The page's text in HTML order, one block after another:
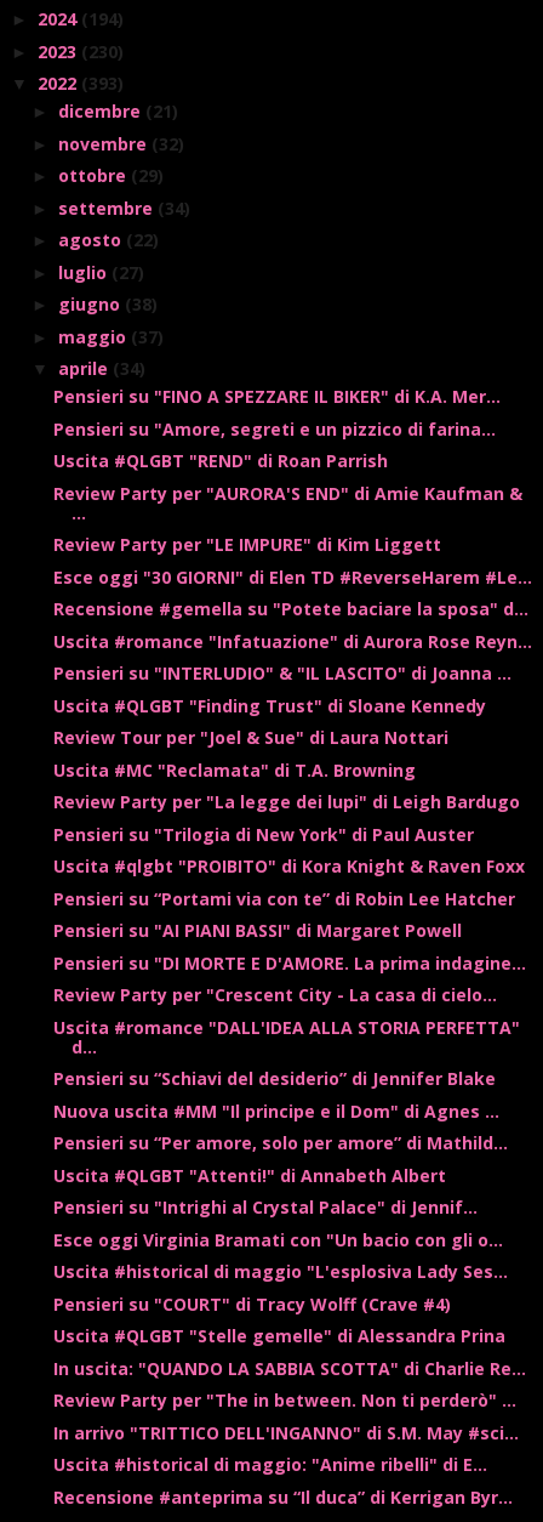
► 2024 (194)
► 2023 (230)
▼ 2022 (393)
► dicembre (21)
► novembre (32)
► ottobre (29)
► settembre (34)
► agosto (22)
► luglio (27)
► giugno (38)
► maggio (37)
▼ aprile (34)
Pensieri su "FINO A SPEZZARE IL BIKER" di K.A. Mer...
Pensieri su "Amore, segreti e un pizzico di farina...
Uscita #QLGBT "REND" di Roan Parrish
Review Party per "AURORA'S END" di Amie Kaufman &
...
Review Party per "LE IMPURE" di Kim Liggett
Esce oggi "30 GIORNI" di Elen TD #ReverseHarem #Le...
Recensione #gemella su "Potete baciare la sposa" d...
Uscita #romance "Infatuazione" di Aurora Rose Reyn...
Pensieri su "INTERLUDIO" & "IL LASCITO" di Joanna ...
Uscita #QLGBT "Finding Trust" di Sloane Kennedy
Review Tour per "Joel & Sue" di Laura Nottari
Uscita #MC "Reclamata" di T.A. Browning
Review Party per "La legge dei lupi" di Leigh Bardugo
Pensieri su "Trilogia di New York" di Paul Auster
Uscita #qlgbt "PROIBITO" di Kora Knight & Raven Foxx
Pensieri su “Portami via con te” di Robin Lee Hatcher
Pensieri su "AI PIANI BASSI" di Margaret Powell
Pensieri su "DI MORTE E D'AMORE. La prima indagine...
Review Party per "Crescent City - La casa di cielo...
Uscita #romance "DALL'IDEA ALLA STORIA PERFETTA"
d...
Pensieri su “Schiavi del desiderio” di Jennifer Blake
Nuova uscita #MM "Il principe e il Dom" di Agnes ...
Pensieri su “Per amore, solo per amore” di Mathild...
Uscita #QLGBT "Attenti!" di Annabeth Albert
Pensieri su "Intrighi al Crystal Palace" di Jennif...
Esce oggi Virginia Bramati con "Un bacio con gli o...
Uscita #historical di maggio "L'esplosiva Lady Ses...
Pensieri su "COURT" di Tracy Wolff (Crave #4)
Uscita #QLGBT "Stelle gemelle" di Alessandra Prina
In uscita: "QUANDO LA SABBIA SCOTTA" di Charlie Re...
Review Party per "The in between. Non ti perderò" ...
In arrivo "TRITTICO DELL'INGANNO" di S.M. May #sci...
Uscita #historical di maggio: "Anime ribelli" di E...
Recensione #anteprima su “Il duca” di Kerrigan Byr...